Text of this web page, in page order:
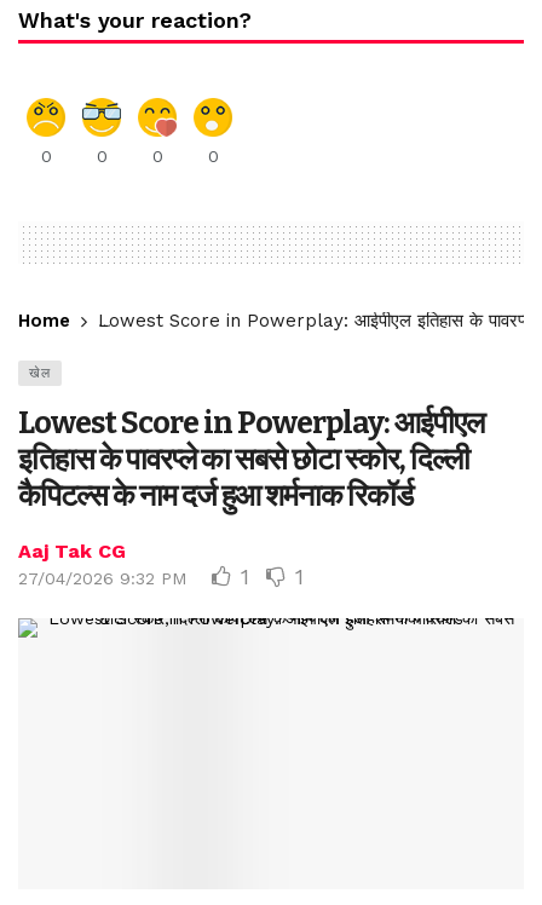
What's your reaction?
0 0 0 0
Home Lowest Score in Powerplay: आईपीएल इतिहास के पावरप्ले
खेल
Lowest Score in Powerplay: आईपीएल
इतिहास के पावरप्ले का सबसे छोटा स्कोर, दिल्ली
कैपिटल्स के नाम दर्ज हुआ शर्मनाक रिकॉर्ड
Aaj Tak CG
27/04/2026 9:32 PM 1 1